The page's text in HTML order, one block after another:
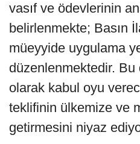
vasıf ve ödevlerinin
belirlenmekte; Basın
müeyyide uygulama
düzenlenmektedir.
olarak kabul oyu
teklifinin ülkemize ve
getirmesini niyaz